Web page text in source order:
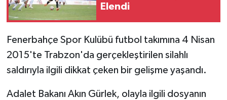
Elendi
Fenerbahçe Spor Kulübü futbol takımına 4 Nisan
2015'te Trabzon'da gerçekleştirilen silahlı
saldırıyla ilgili dikkat çeken bir gelişme yaşandı.
Adalet Bakanı Akın Gürlek, olayla ilgili dosyanın